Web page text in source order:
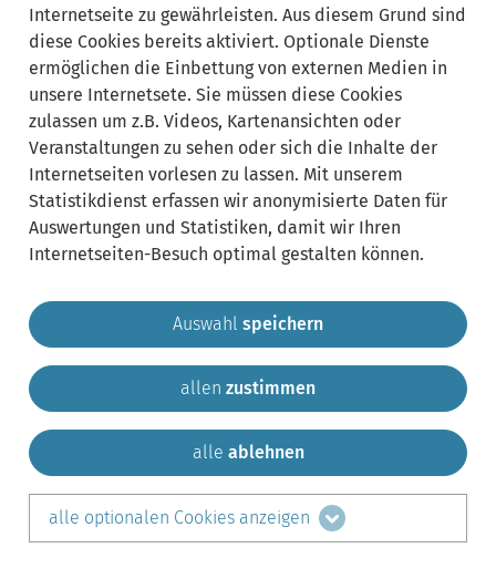
Gemeinde Krailling Impressum
Sitemap
Kontakt
teilen auf:
LinkedIn
Internetseite zu gewährleisten. Aus diesem Grund sind
diese Cookies bereits aktiviert. Optionale Dienste
ermöglichen die Einbettung von externen Medien in
unsere Internetsete. Sie müssen diese Cookies
zulassen um z.B. Videos, Kartenansichten oder
Veranstaltungen zu sehen oder sich die Inhalte der
Internetseiten vorlesen zu lassen. Mit unserem
Statistikdienst erfassen wir anonymisierte Daten für
Auswertungen und Statistiken, damit wir Ihren
Internetseiten-Besuch optimal gestalten können.
Auswahl speichern
allen zustimmen
alle ablehnen
alle optionalen Cookies anzeigen